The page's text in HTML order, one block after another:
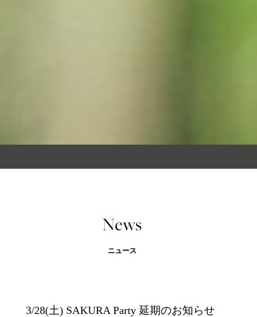
News
ニュース
3/28(土) SAKURA Party 延期のお知らせ